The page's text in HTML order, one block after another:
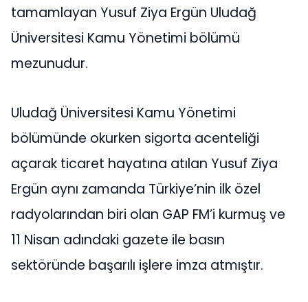
tamamlayan Yusuf Ziya Ergün Uludağ
Üniversitesi Kamu Yönetimi bölümü
mezunudur.
Uludağ Üniversitesi Kamu Yönetimi
bölümünde okurken sigorta acenteliği
açarak ticaret hayatına atılan Yusuf Ziya
Ergün aynı zamanda Türkiye’nin ilk özel
radyolarından biri olan GAP FM’i kurmuş ve
11 Nisan adındaki gazete ile basın
sektöründe başarılı işlere imza atmıştır.